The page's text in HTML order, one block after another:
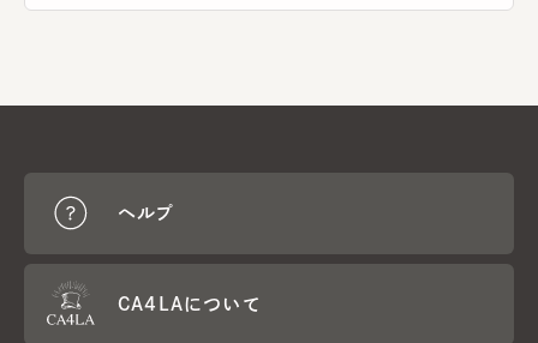
ヘルプ
CA4LAについて